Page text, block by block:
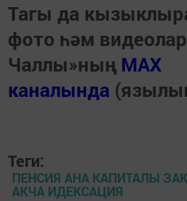
Тагы да
фото һәм
Чаллы»ның MAX
каналында
Теги:
ПЕНСИЯ АНА КАПИТАЛЫ
АКЧА ИДЕКСАЦИЯ